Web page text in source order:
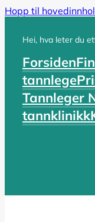
Hopp til
Hei, hva leter du
Forsiden
tannlege
Tannleger
tannklinikk